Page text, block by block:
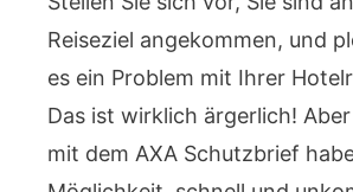
Reiseziel angekommen, und
es ein Problem mit Ihrer
Das ist wirklich ärgerlich!
mit dem AXA Schutzbrief